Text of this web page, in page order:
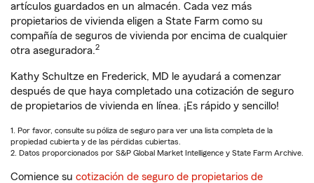
artículos guardados en un almacén. Cada vez más
propietarios de vivienda eligen a State Farm como su
compañía de seguros de vivienda por encima de cualquier
otra aseguradora.2
Kathy Schultze en Frederick, MD le ayudará a comenzar
después de que haya completado una cotización de seguro
de propietarios de vivienda en línea. ¡Es rápido y sencillo!
1. Por favor, consulte su póliza de seguro para ver una lista completa de la
propiedad cubierta y de las pérdidas cubiertas.
2. Datos proporcionados por S&P Global Market Intelligence y State Farm Archive.
Comience su cotización de seguro de propietarios de